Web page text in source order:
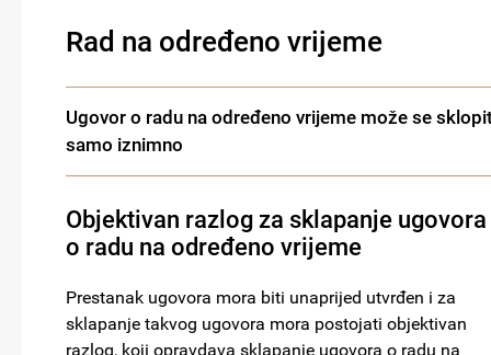
Rad na određeno vrijeme
Ugovor o radu na određeno vrijeme može se
samo iznimno
Objektivan razlog za sklapanje ugovora
o radu na određeno vrijeme
Prestanak ugovora mora biti unaprijed utvrđen i za
sklapanje takvog ugovora mora postojati objektivan
razlog, koji opravdava sklapanje ugovora o radu na